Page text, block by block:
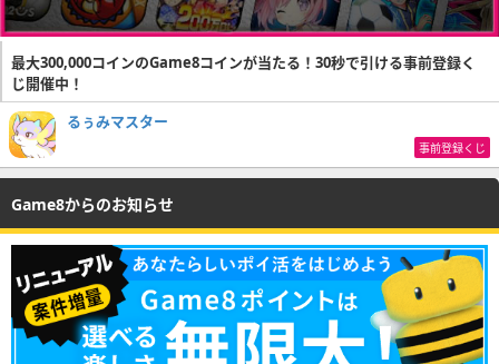
最大300,000コインのGame8コインが当たる！30秒で引ける事前登録く
じ開催中！
るぅみマスター
事前登録くじ
Game8からのお知らせ